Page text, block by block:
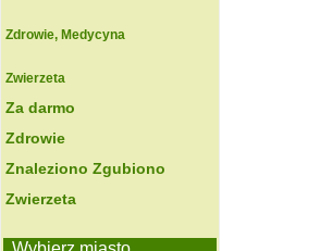
Zdrowie, Medycyna
Zwierzeta
Za darmo
Zdrowie
Znaleziono Zgubiono
Zwierzeta